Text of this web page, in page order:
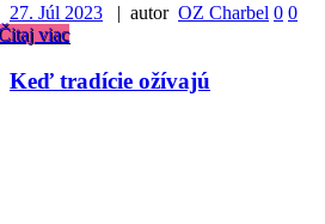
27. Júl 2023 | autor OZ Charbel 0 0
viac
Keď tradície ožívajú